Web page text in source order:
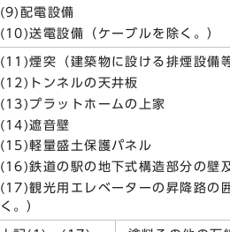
(9)配電設備
(10)送電設備（ケーブルを除く。）
(11)煙突（建築物に設ける排煙設備
(12)トンネルの天井板
(13)プラットホームの上家
(14)遮音壁
(15)軽量盛土保護パネル
(16)鉄道の駅の地下式構造部分の壁
(17)観光用エレベーターの昇降路の
く。）